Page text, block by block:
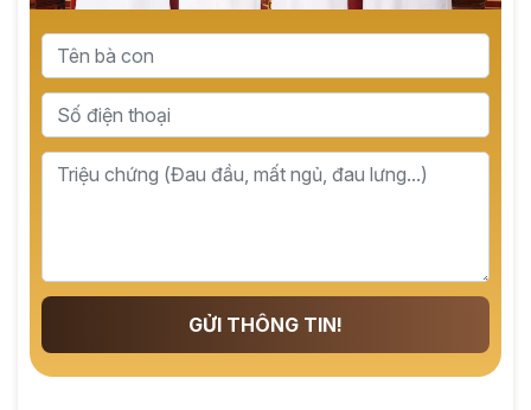
GỬI THÔNG TIN!